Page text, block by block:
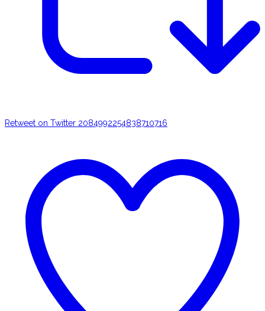
Retweet on Twitter 2084992254838710716